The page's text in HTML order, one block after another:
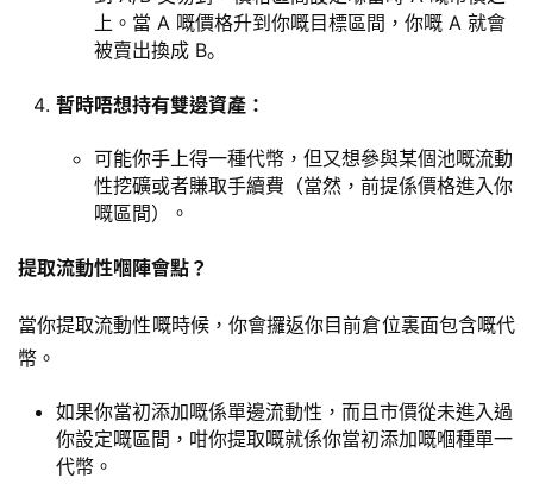
上。當 A 嘅價格升到你嘅目標區間，你嘅 A 就會
被賣出換成 B。
暫時唔想持有雙邊資產：
可能你手上得一種代幣，但又想參與某個池嘅流動
性挖礦或者賺取手續費（當然，前提係價格進入你
嘅區間）。
提取流動性嗰陣會點？
當你提取流動性嘅時候，你會攞返你目前倉位裏面包含嘅代
幣。
如果你當初添加嘅係單邊流動性，而且市價從未進入過
你設定嘅區間，咁你提取嘅就係你當初添加嘅嗰種單一
代幣。